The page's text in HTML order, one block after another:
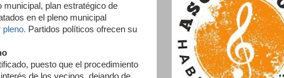
municipal, plan estratégico de
en el pleno municipal
pleno. Partidos políticos ofrecen su
puesto que el procedimiento
de los vecinos, dejando de